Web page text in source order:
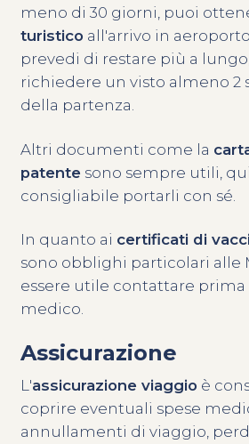
meno di 30 giorni, puoi
turistico all'arrivo in
prevedi di restare più a
richiedere un visto almeno 2
della partenza.
Altri documenti come la
patente sono sempre utili,
consigliabile portarli con sé.
In quanto ai certificati di
sono obblighi particolari alle
essere utile contattare
medico.
Assicurazione
L'assicurazione viaggio è
coprire eventuali spese
annullamenti di viaggio,